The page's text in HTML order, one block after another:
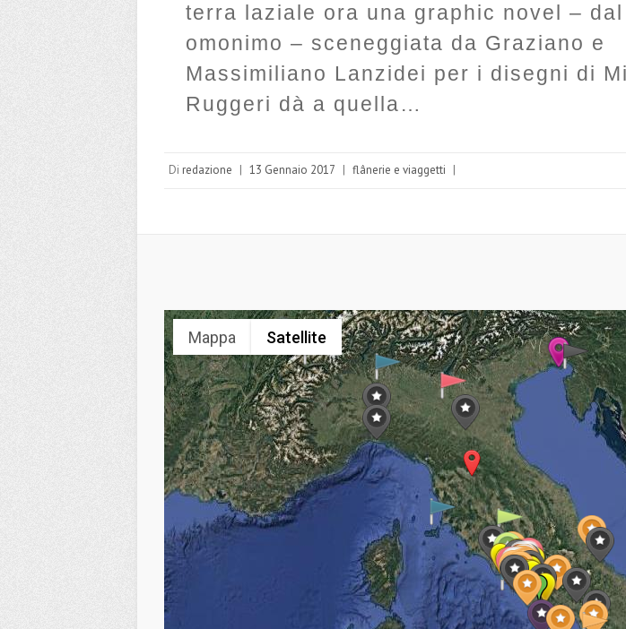
terra laziale ora una graphic novel –
omonimo – sceneggiata da Graziano e
Massimiliano Lanzidei per i disegni di
Ruggeri dà a quella…
Di redazione | 13 Gennaio 2017 | flânerie e viaggetti |
Mappa Satellite